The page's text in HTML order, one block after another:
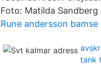
Foto: Matilda Sandberg
Rune andersson bamse
tank